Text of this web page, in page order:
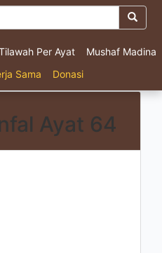
Per Ayat
Mushaf Madina
Sama Donasi
Ayat 64